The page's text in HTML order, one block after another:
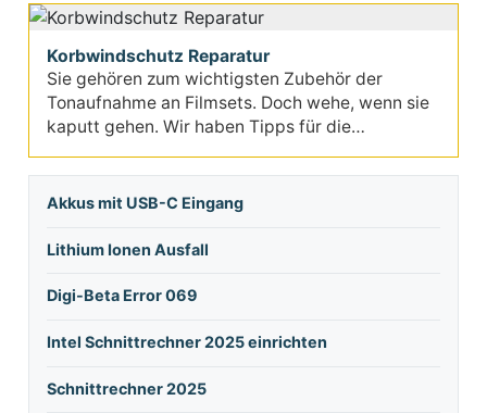
Korbwindschutz Reparatur
Sie gehören zum wichtigsten Zubehör der
Tonaufnahme an Filmsets. Doch wehe, wenn sie
kaputt gehen. Wir haben Tipps für die
Akkus mit USB-C Eingang
Lithium Ionen Ausfall
Digi-Beta Error 069
Intel Schnittrechner 2025 einrichten
Schnittrechner 2025